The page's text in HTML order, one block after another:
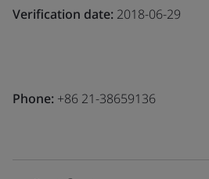
Verification date: 2018-06-29
Phone: +86 21-38659136